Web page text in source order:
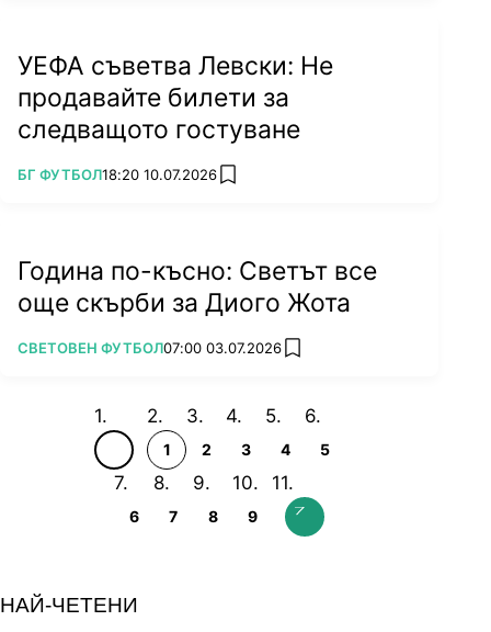
УЕФА съветва Левски: Не
продавайте билети за
следващото гостуване
ПОВЕЧЕ ОТ
БГ ФУТБОЛ18:20 10.07.2026 add favorites
Година по-късно: Светът все
още скърби за Диого Жота
ПОВЕЧЕ ОТ
СВЕТОВЕН ФУТБОЛ07:00 03.07.2026 add favorites
1 2 3 4 5
6 7 8 9
НАЙ-ЧЕТЕНИ